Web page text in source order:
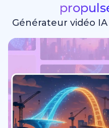
Générateur vidéo IA